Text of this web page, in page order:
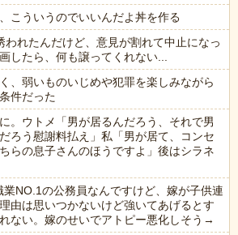
こういうのでいいんだよ丼を作る
われたんだけど、意見が割れて中止になっ
したら、何も譲ってくれない...
、弱いものいじめや犯罪を楽しみながら
件だった
。ウトメ「男が居るんだろう、それで男
ろう慰謝料払え」私「男が居て、コンセ
らの息子さんのほうですよ」後はシラネ
NO.1の公務員なんですけど、嫁が子供連
由は思いつかないけど強いてあげるとす
ない。嫁のせいでアトピー悪化しそう→